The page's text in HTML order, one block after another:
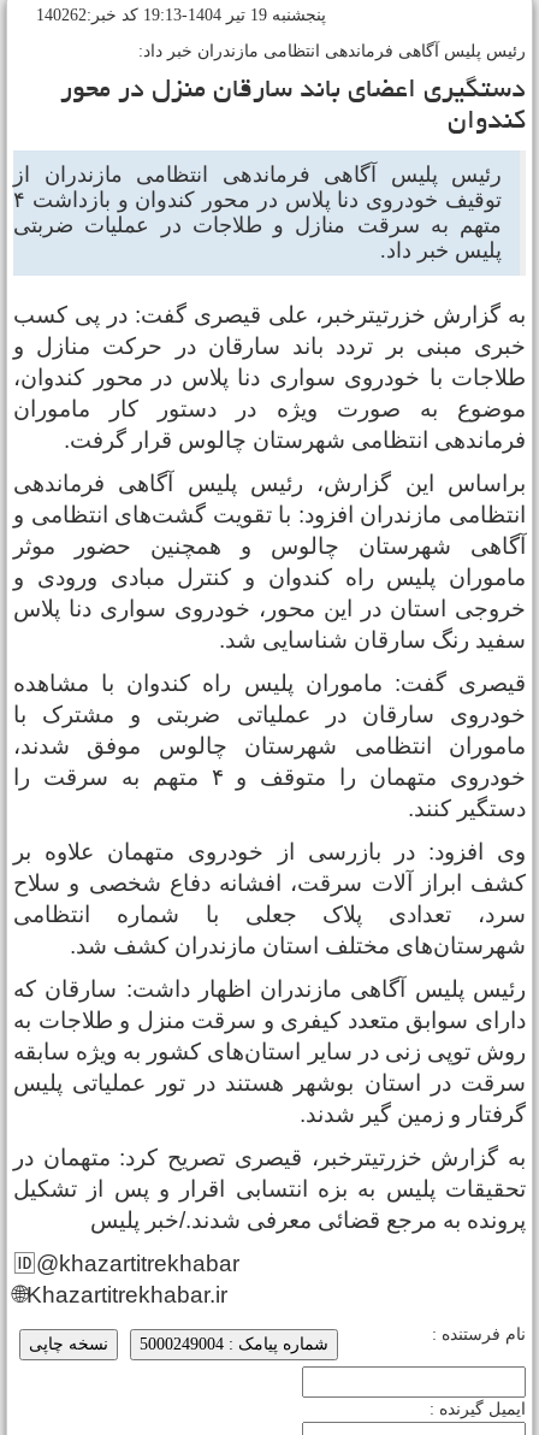
پنجشنبه 19 تير 1404-19:13 کد خبر:140262
پلیس آگاهی فرماندهی انتظامی مازندران خبر داد:
اعضای باند سارقان منزل در محور
رئیس پلیس آگاهی فرماندهی انتظامی مازندران از
توقیف خودروی دنا پلاس در محور کندوان و بازداشت ۴
متهم به سرقت منازل و طلاجات در عملیات ضربتی
پلیس خبر داد.
گزارش خزرتیترخبر، علی قیصری گفت: در پی کسب
مبنی بر تردد باند سارقان در حرکت منازل و
با خودروی سواری دنا پلاس در محور کندوان،
به صورت ویژه در دستور کار ماموران
انتظامی شهرستان چالوس قرار گرفت.
این گزارش، رئیس پلیس آگاهی فرماندهی
مازندران افزود: با تقویت گشت‌های انتظامی و
شهرستان چالوس و همچنین حضور موثر
پلیس راه کندوان و کنترل مبادی ورودی و
استان در این محور، خودروی سواری دنا پلاس
رنگ سارقان شناسایی شد.
گفت: ماموران پلیس راه کندوان با مشاهده
سارقان در عملیاتی ضربتی و مشترک با
انتظامی شهرستان چالوس موفق شدند،
خودروی متهمان را متوقف و ۴ متهم به سرقت را
کنند.
افزود: در بازرسی از خودروی متهمان علاوه بر
ابراز آلات سرقت، افشانه دفاع شخصی و سلاح
تعدادی پلاک جعلی با شماره انتظامی
مختلف استان مازندران کشف شد.
پلیس آگاهی مازندران اظهار داشت: سارقان که
سوابق متعدد کیفری و سرقت منزل و طلاجات به
توپی زنی در سایر استان‌های کشور به ویژه سابقه
در استان بوشهر هستند در تور عملیاتی پلیس
و زمین گیر شدند.
گزارش خزرتیترخبر، قیصری تصریح کرد: متهمان در
پلیس به بزه انتسابی اقرار و پس از تشکیل
به مرجع قضائی معرفی شدند./خبر پلیس
🆔@khazartitrekhabar
🌐Khazartitrekhabar.ir
نسخه چاپی شماره پیامک : 5000249004
فرستنده :
گیرنده :